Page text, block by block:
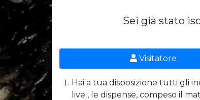
Sei già stato
Visitatore
Hai a tua disposizione tutti gli
live , le dispense, compeso il